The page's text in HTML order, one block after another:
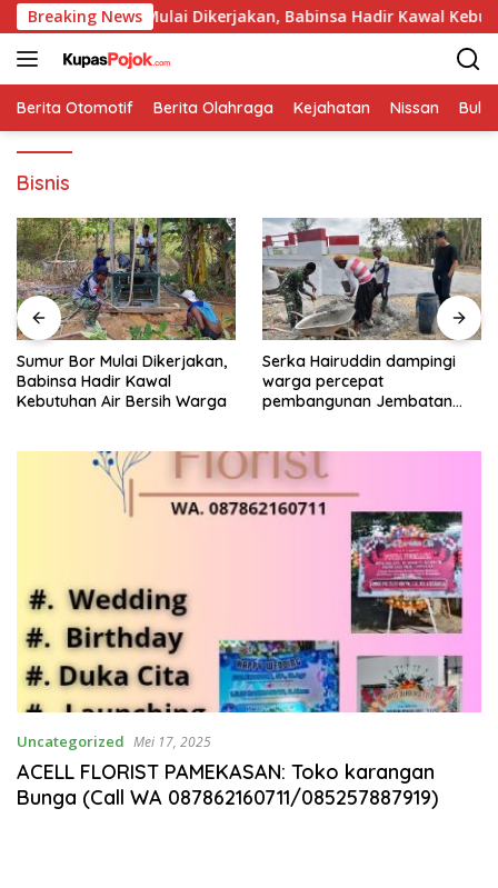
Langsung
ke
konten
Breaking News
Bor Mulai Dikerjakan, Babinsa Hadir Kawal Kebutuhan Air
Berita Otomotif Berita Olahraga Kejahatan Nissan
Bisnis
Sumur Bor Mulai Dikerjakan,
Babinsa Hadir Kawal
Kebutuhan Air Bersih Warga
Serka Hairuddin dampingi
warga percepat
pembangunan Jembatan
Uncategorized Mei 17, 2025
ACELL FLORIST PAMEKASAN: Toko karangan
Bunga (Call WA 087862160711/085257887919)